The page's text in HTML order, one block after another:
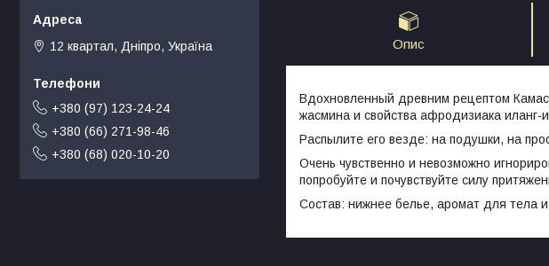
Опис
Вдохновленный древним рецептом
жасмина и свойства афродизиака иланг-
Распылите его везде: на подушки, на
Очень чувственно и невозможно
попробуйте и почувствуйте силу
Состав: нижнее белье, аромат для тела
12 квартал, Дніпро, Україна
+380 (97) 123-24-24
+380 (66) 271-98-46
+380 (68) 020-10-20